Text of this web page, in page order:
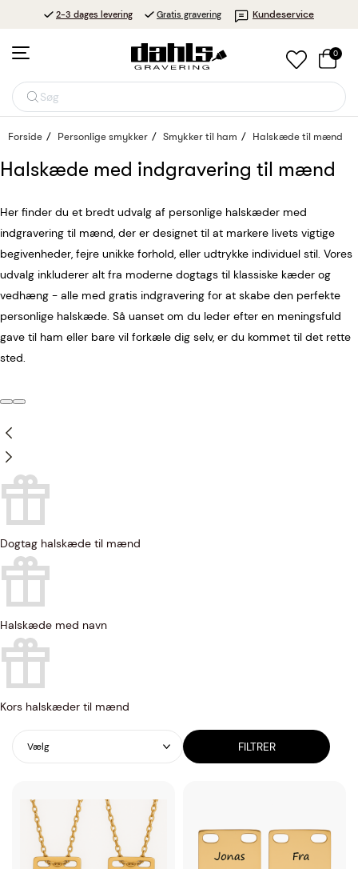
2-3 dages levering Gratis gravering Kundeservice
Søg
0
Forside Personlige smykker Smykker til ham Halskæde til mænd
Halskæde med indgravering til mænd
Her finder du et bredt udvalg af personlige halskæder med
indgravering til mænd, der er designet til at markere livets vigtige
begivenheder, fejre unikke forhold, eller udtrykke individuel stil. Vores
udvalg inkluderer alt fra moderne dogtags til klassiske kæder og
vedhæng - alle med gratis indgravering for at skabe den perfekte
personlige halskæde. Så uanset om du leder efter en meningsfuld
gave til ham eller bare vil forkæle dig selv, er du kommet til det rette
sted.
Dogtag halskæde til mænd
Halskæde med navn
Kors halskæder til mænd
Vælg FILTRER